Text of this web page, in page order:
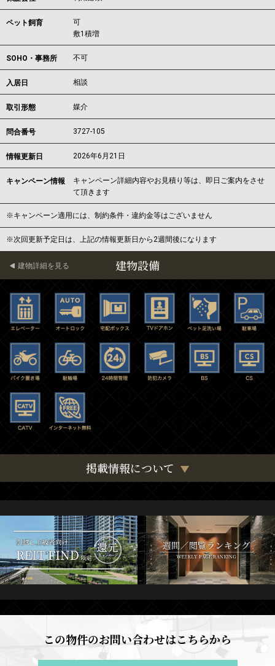
ペット飼育
可
敷1積増
SOHO・事務所 不可
入居日 相談
取引形態 媒介
問合番号 3727-105
情報更新日 2026年6月21日
キャンペーン情報
キャンペーン詳細内容やお見積り等は、即日ご案内をさせ
て頂きます
※キャンペーン適用には、制約条件・違約金等はございません
※次回更新予定日は、上記の情報更新日から2週間後になります
建物設備
建物詳細を見る
掲載情報について
この物件のお問い合わせはこちらから